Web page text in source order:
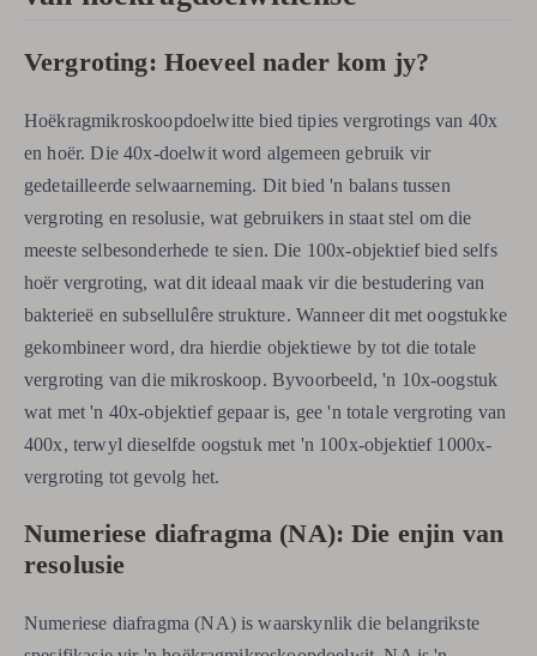
Vergroting: Hoeveel nader kom jy?
Hoëkragmikroskoopdoelwitte bied tipies vergrotings van 40x
en hoër. Die 40x-doelwit word algemeen gebruik vir
gedetailleerde selwaarneming. Dit bied 'n balans tussen
vergroting en resolusie, wat gebruikers in staat stel om die
meeste selbesonderhede te sien. Die 100x-objektief bied selfs
hoër vergroting, wat dit ideaal maak vir die bestudering van
bakterieë en subsellulêre strukture. Wanneer dit met oogstukke
gekombineer word, dra hierdie objektiewe by tot die totale
vergroting van die mikroskoop. Byvoorbeeld, 'n 10x-oogstuk
wat met 'n 40x-objektief gepaar is, gee 'n totale vergroting van
400x, terwyl dieselfde oogstuk met 'n 100x-objektief 1000x-
vergroting tot gevolg het.
Numeriese diafragma (NA): Die enjin van
resolusie
Numeriese diafragma (NA) is waarskynlik die belangrikste